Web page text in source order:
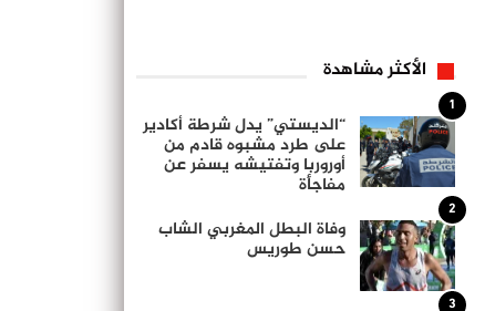
الأكثر مشاهدة
1
“الديستي” يدل شرطة أكادير
على طرد مشبوه قادم من
أوروربا وتفتيشه يسفر عن
مفاجأة
2
وفاة البطل المغربي الشاب
حسن طوريس
3